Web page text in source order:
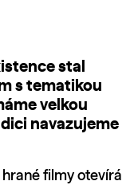
stal
s tematikou
velkou
navazujeme
filmy otevírá